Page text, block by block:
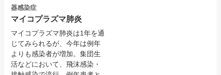
器感染症
マイコプラズマ肺炎
マイコプラズマ肺炎は1年を通
じてみられるが、今年は例年
よりも感染者が増加。集団生
活などにおいて、飛沫感染・